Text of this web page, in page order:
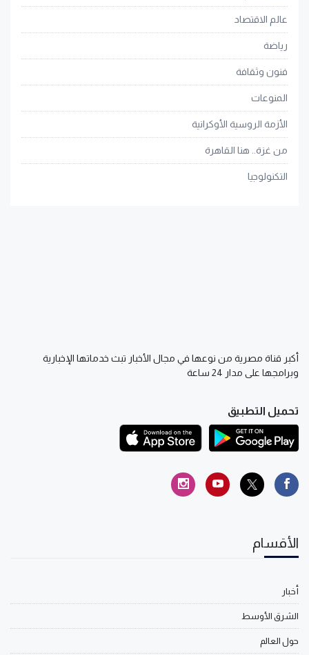
عالم الاقتصاد
رياضة
فنون وثقافة
المنوعات
الأزمة الروسية الأوكرانية
من غزة.. هنا القاهرة
التكنولوجيا
أكبر قناة مصرية من نوعها في مجال الأخبار تبث خدماتها الإخبارية
وبرامجها على مدار 24 ساعة
تحميل التطبيق
الأقسام
أخبار
الشرق الأوسط
حول العالم